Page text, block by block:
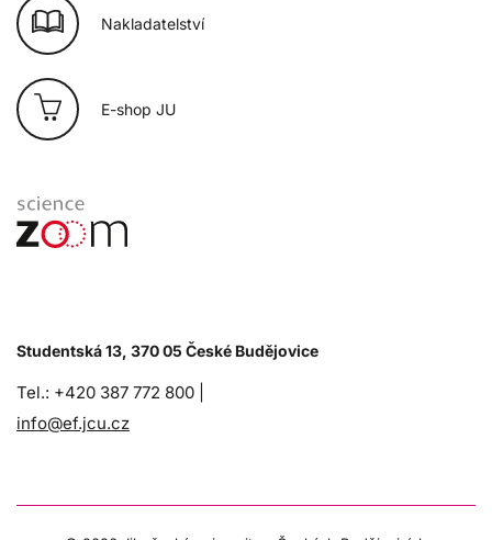
Nakladatelství
E-shop JU
Studentská 13, 370 05 České Budějovice
Tel.: +420 387 772 800 |
info@ef.jcu.cz